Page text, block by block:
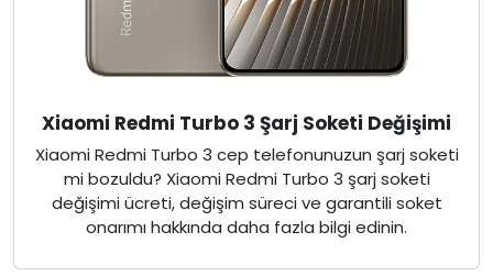
Xiaomi Redmi Turbo 3 Şarj Soketi Değişimi
Xiaomi Redmi Turbo 3 cep telefonunuzun şarj soketi
mi bozuldu? Xiaomi Redmi Turbo 3 şarj soketi
değişimi ücreti, değişim süreci ve garantili soket
onarımı hakkında daha fazla bilgi edinin.